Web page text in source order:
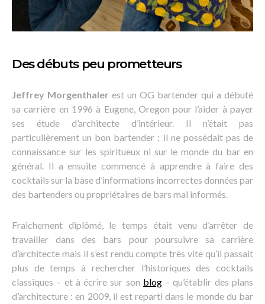
Des débuts peu prometteurs
Jeffrey Morgenthaler est un OG bartender qui a débuté
sa carrière en 1996 à Eugene, Oregon pour l’aider à payer
ses étude d’architecte d’intérieur. Il n’était pas
particulièrement un bon bartender ; il ne possédait pas de
connaissance sur les spiritueux ni sur le monde du bar en
général. Il a ensuite commencé à apprendre à faire des
cocktails sur la base d’informations incorrectes données par
des bartenders ou propriétaires de bars mal informés.
Fraichement diplômé, le temps était venu d’arrêter de
travailler dans des bars pour poursuivre sa carrière
d’architecte mais il s’est rendu compte très vite qu’il passait
plus de temps à rechercher l’historiques des cocktails
classiques – et à écrire sur son blog– qu’établir des plans
d’architecture : en 2009, il est reparti dans le monde du bar